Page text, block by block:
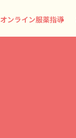
オンライン服薬指導